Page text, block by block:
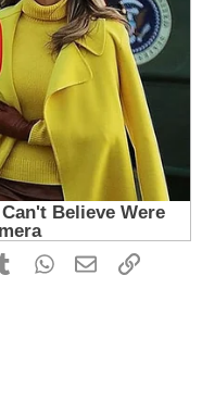
TumblrWhatsApp
EmailLink